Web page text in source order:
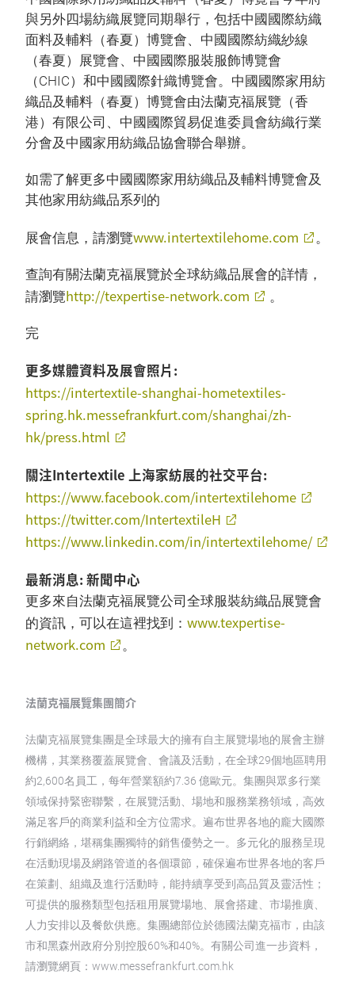
與另外四場紡織展覽同期舉行，包括中國國際紡織
面料及輔料（春夏）博覽會、中國國際紡織紗線
（春夏）展覽會、中國國際服裝服飾博覽會
（CHIC）和中國國際針織博覽會。中國國際家用紡
織品及輔料（春夏）博覽會由法蘭克福展覽（香
港）有限公司、中國國際貿易促進委員會紡織行業
分會及中國家用紡織品協會聯合舉辦。
如需了解更多中國國際家用紡織品及輔料博覽會及
其他家用紡織品系列的
展會信息，請瀏覽www.intertextilehome.com 。
查詢有關法蘭克福展覽於全球紡織品展會的詳情，
請瀏覽http://texpertise-network.com 。
完
更多媒體資料及展會照片:
https://intertextile-shanghai-hometextiles-
spring.hk.messefrankfurt.com/shanghai/zh-
hk/press.html
關注Intertextile 上海家紡展的社交平台:
https://www.facebook.com/intertextilehome
https://twitter.com/IntertextileH
https://www.linkedin.com/in/intertextilehome/
最新消息: 新聞中心
更多來自法蘭克福展覽公司全球服裝紡織品展覽會
的資訊，可以在這裡找到： www.texpertise-
network.com
。
法蘭克福展覽集團簡介
法蘭克福展覽集團是全球最大的擁有自主展覽場地的展會主辦
機構，其業務覆蓋展覽會、會議及活動，在全球29個地區聘用
約2,600名員工，每年營業額約7.36 億歐元。集團與眾多行業
領域保持緊密聯繫，在展覽活動、場地和服務業務領域，高效
滿足客戶的商業利益和全方位需求。遍布世界各地的龐大國際
行銷網絡，堪稱集團獨特的銷售優勢之一。多元化的服務呈現
在活動現場及網路管道的各個環節，確保遍布世界各地的客戶
在策劃、組織及進行活動時，能持續享受到高品質及靈活性；
可提供的服務類型包括租用展覽場地、展會搭建、市場推廣、
人力安排以及餐飲供應。集團總部位於德國法蘭克福市，由該
市和黑森州政府分別控股60%和40%。有關公司進一步資料，
請瀏覽網頁：www.messefrankfurt.com.hk